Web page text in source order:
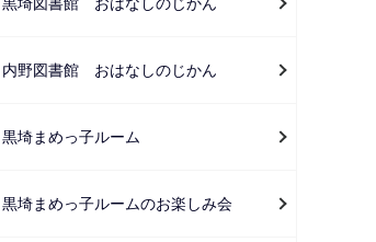
内野図書館 おはなしのじかん
黒埼まめっ子ルーム
黒埼まめっ子ルームのお楽しみ会